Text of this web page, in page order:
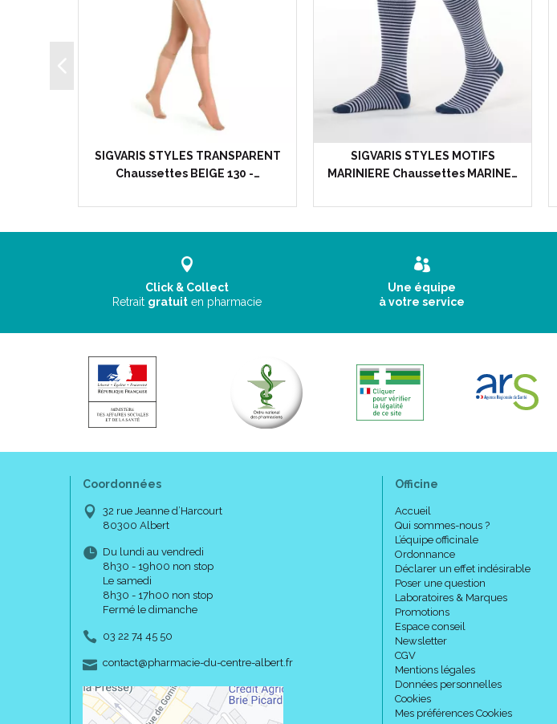
SIGVARIS STYLES TRANSPARENT
Chaussettes BEIGE 130 -…
SIGVARIS STYLES MOTIFS
MARINIERE Chaussettes MARINE…
Click & Collect
Retrait gratuit en pharmacie
Une équipe
à votre service
Coordonnées
32 rue Jeanne d’Harcourt
80300 Albert
Du lundi au vendredi
8h30 - 19h00 non stop
Le samedi
8h30 - 17h00 non stop
Fermé le dimanche
03 22 74 45 50
contact-
@-
pharmacie-du-centre-albert.fr
Officine
Accueil
Qui sommes-nous ?
L’équipe officinale
Ordonnance
Déclarer un effet indésirable
Poser une question
Laboratoires & Marques
Promotions
Espace conseil
Newsletter
CGV
Mentions légales
Données personnelles
Cookies
Mes préférences Cookies